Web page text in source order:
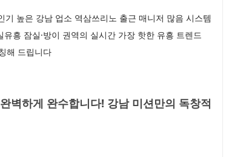
높은 강남 업소 역삼쓰리노 출근 매니저 많음 시스템
흥 잠실·방이 권역의 실시간 가장 핫한 유흥 트렌드
해 드립니다
벽하게 완수합니다! 강남 미션만의 독창적